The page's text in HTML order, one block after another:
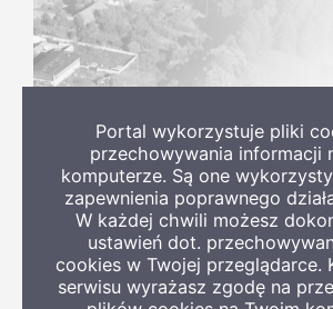
Portal wykorzystuje pliki
przechowywania informacji
komputerze. Są one
zapewnienia poprawnego
W każdej chwili możesz
ustawień dot.
cookies w Twojej przeglądarce.
serwisu wyrażasz zgodę na